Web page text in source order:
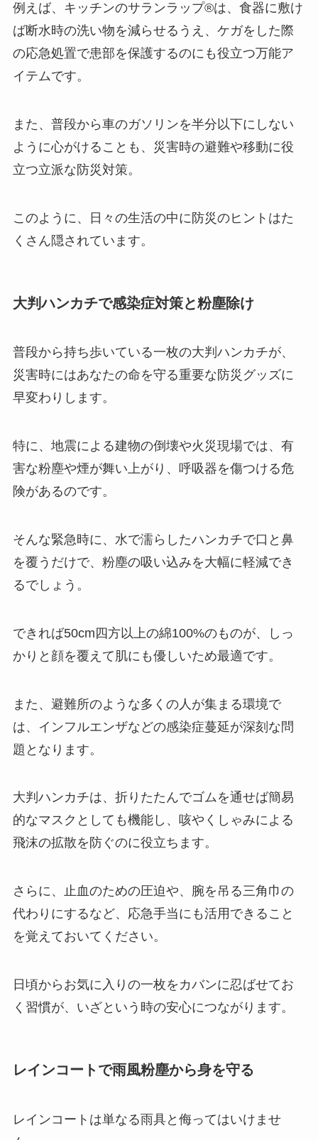
例えば、キッチンのサランラップ®は、食器に敷け
ば断水時の洗い物を減らせるうえ、ケガをした際
の応急処置で患部を保護するのにも役立つ万能ア
イテムです。
また、普段から車のガソリンを半分以下にしない
ように心がけることも、災害時の避難や移動に役
立つ立派な防災対策。
このように、日々の生活の中に防災のヒントはた
くさん隠されています。
大判ハンカチで感染症対策と粉塵除け
普段から持ち歩いている一枚の大判ハンカチが、
災害時にはあなたの命を守る重要な防災グッズに
早変わりします。
特に、地震による建物の倒壊や火災現場では、有
害な粉塵や煙が舞い上がり、呼吸器を傷つける危
険があるのです。
そんな緊急時に、水で濡らしたハンカチで口と鼻
を覆うだけで、粉塵の吸い込みを大幅に軽減でき
るでしょう。
できれば50cm四方以上の綿100%のものが、しっ
かりと顔を覆えて肌にも優しいため最適です。
また、避難所のような多くの人が集まる環境で
は、インフルエンザなどの感染症蔓延が深刻な問
題となります。
大判ハンカチは、折りたたんでゴムを通せば簡易
的なマスクとしても機能し、咳やくしゃみによる
飛沫の拡散を防ぐのに役立ちます。
さらに、止血のための圧迫や、腕を吊る三角巾の
代わりにするなど、応急手当にも活用できること
を覚えておいてください。
日頃からお気に入りの一枚をカバンに忍ばせてお
く習慣が、いざという時の安心につながります。
レインコートで雨風粉塵から身を守る
レインコートは単なる雨具と侮ってはいけませ